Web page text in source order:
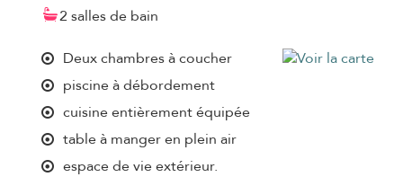
2 salles de bain
Deux chambres à coucher
piscine à débordement
cuisine entièrement équipée
table à manger en plein air
espace de vie extérieur.